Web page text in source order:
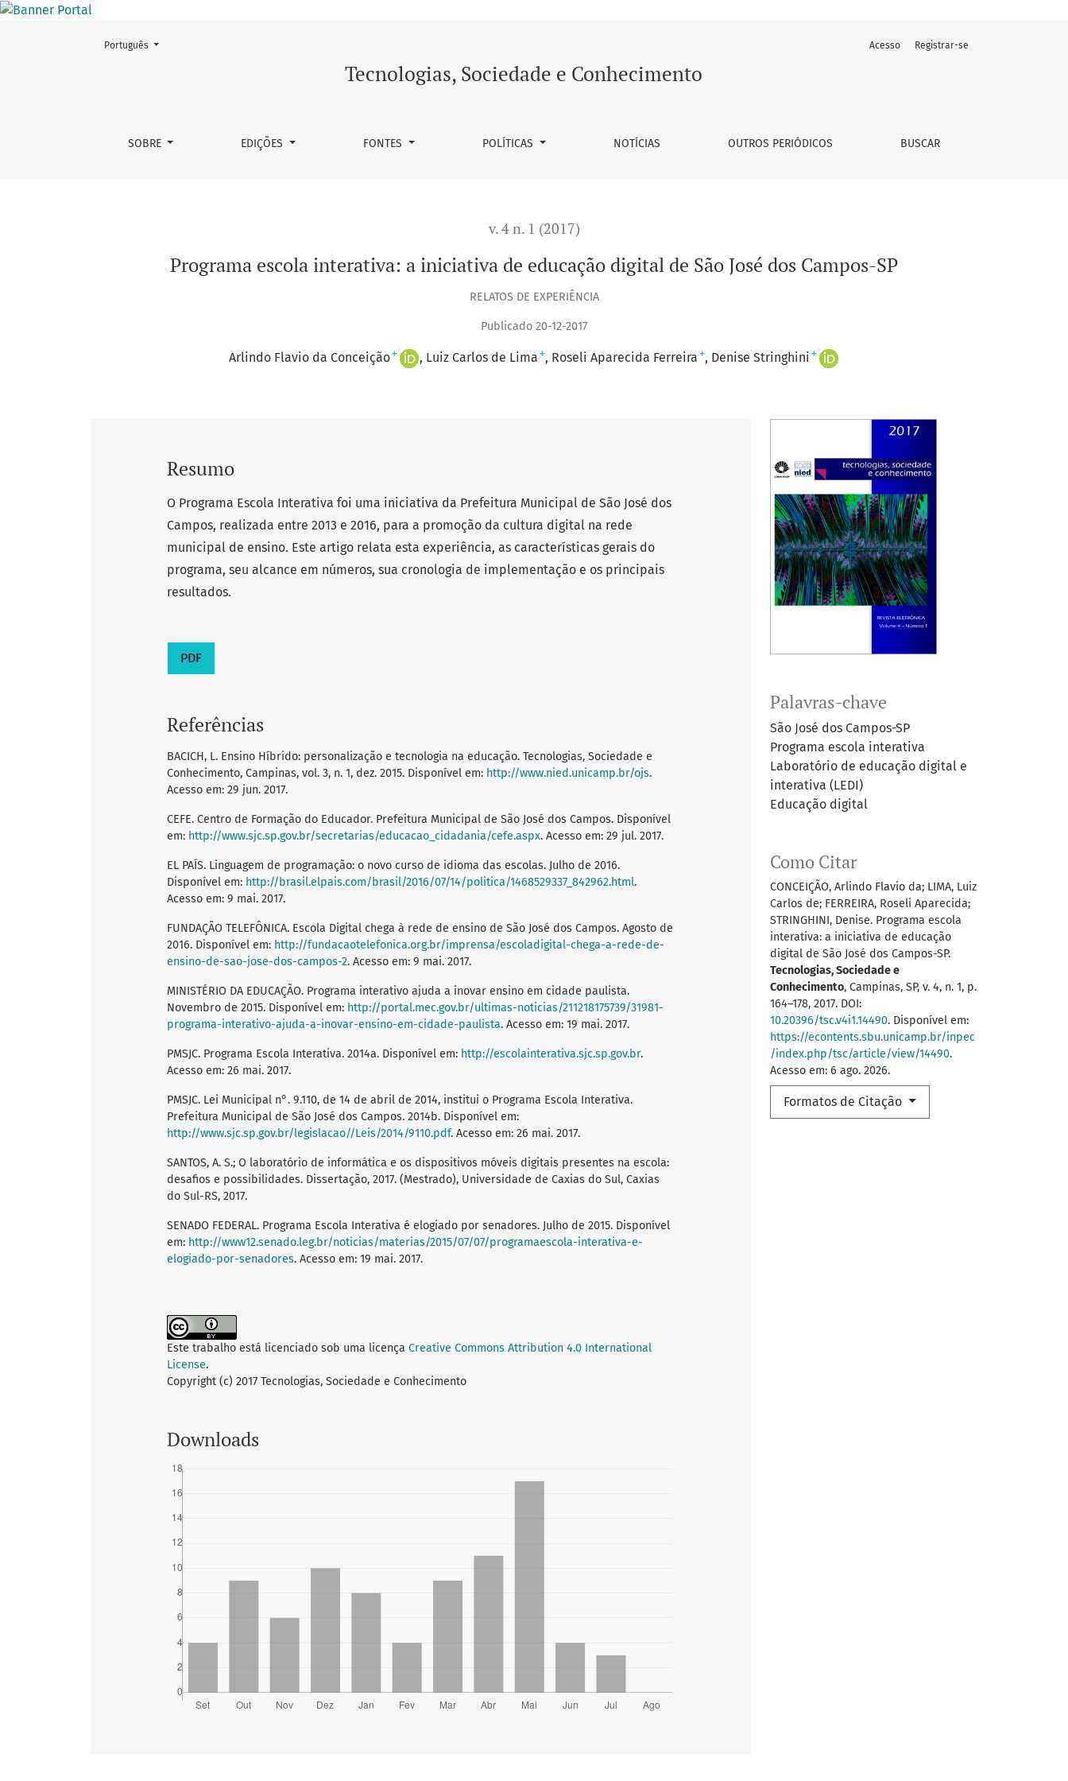
Programa escola interativa: a iniciativa de educação digital de São José dos Campos-SP
Tecnologias, Sociedade e Conhecimento
SOBRE EDIÇÕES FONTES POLÍTICAS NOTÍCIAS OUTROS PERIÓDICOS BUSCAR
Acesso Registrar-se
Mudar o idioma. O atual é:
Português
v. 4 n. 1 (2017)
Programa escola interativa: a iniciativa de educação digital de São José dos Campos-SP
RELATOS DE EXPERIÊNCIA
Publicado 20-12-2017
Arlindo Flavio da Conceição+ Luiz Carlos de Lima + Roseli Aparecida Ferreira + Denise Stringhini +
Palavras-chave
São José dos Campos-SP
Programa escola interativa
Laboratório de educação digital e
interativa (LEDI)
Educação digital
Como Citar
CONCEIÇÃO, Arlindo Flavio da; LIMA, Luiz
Carlos de; FERREIRA, Roseli Aparecida;
STRINGHINI, Denise. Programa escola
interativa: a iniciativa de educação
digital de São José dos Campos-SP.
Tecnologias, Sociedade e
Conhecimento, Campinas, SP, v. 4, n. 1, p.
164–178, 2017. DOI:
10.20396/tsc.v4i1.14490. Disponível em:
https://econtents.sbu.unicamp.br/inpec
/index.php/tsc/article/view/14490.
Acesso em: 6 ago. 2026.
Formatos de Citação
Resumo
O Programa Escola Interativa foi uma iniciativa da Prefeitura Municipal de São José dos
Campos, realizada entre 2013 e 2016, para a promoção da cultura digital na rede
municipal de ensino. Este artigo relata esta experiência, as características gerais do
programa, seu alcance em números, sua cronologia de implementação e os principais
resultados.
PDF
Referências
BACICH, L. Ensino Híbrido: personalização e tecnologia na educação. Tecnologias, Sociedade e
Conhecimento, Campinas, vol. 3, n. 1, dez. 2015. Disponível em: http://www.nied.unicamp.br/ojs.
Acesso em: 29 jun. 2017.
CEFE. Centro de Formação do Educador. Prefeitura Municipal de São José dos Campos. Disponível
em: http://www.sjc.sp.gov.br/secretarias/educacao_cidadania/cefe.aspx. Acesso em: 29 jul. 2017.
EL PAÍS. Linguagem de programação: o novo curso de idioma das escolas. Julho de 2016.
Disponível em: http://brasil.elpais.com/brasil/2016/07/14/politica/1468529337_842962.html.
Acesso em: 9 mai. 2017.
FUNDAÇÃO TELEFÔNICA. Escola Digital chega à rede de ensino de São José dos Campos. Agosto de
2016. Disponível em: http://fundacaotelefonica.org.br/imprensa/escoladigital-chega-a-rede-de-
ensino-de-sao-jose-dos-campos-2. Acesso em: 9 mai. 2017.
MINISTÉRIO DA EDUCAÇÃO. Programa interativo ajuda a inovar ensino em cidade paulista.
Novembro de 2015. Disponível em: http://portal.mec.gov.br/ultimas-noticias/211218175739/31981-
programa-interativo-ajuda-a-inovar-ensino-em-cidade-paulista. Acesso em: 19 mai. 2017.
PMSJC. Programa Escola Interativa. 2014a. Disponível em: http://escolainterativa.sjc.sp.gov.br.
Acesso em: 26 mai. 2017.
PMSJC. Lei Municipal n°. 9.110, de 14 de abril de 2014, institui o Programa Escola Interativa.
Prefeitura Municipal de São José dos Campos. 2014b. Disponível em:
http://www.sjc.sp.gov.br/legislacao//Leis/2014/9110.pdf. Acesso em: 26 mai. 2017.
SANTOS, A. S.; O laboratório de informática e os dispositivos móveis digitais presentes na escola:
desafios e possibilidades. Dissertação, 2017. (Mestrado), Universidade de Caxias do Sul, Caxias
do Sul-RS, 2017.
SENADO FEDERAL. Programa Escola Interativa é elogiado por senadores. Julho de 2015. Disponível
em: http://www12.senado.leg.br/noticias/materias/2015/07/07/programaescola-interativa-e-
elogiado-por-senadores. Acesso em: 19 mai. 2017.
Este trabalho está licenciado sob uma licença Creative Commons Attribution 4.0 International
License.
Copyright (c) 2017 Tecnologias, Sociedade e Conhecimento
Downloads